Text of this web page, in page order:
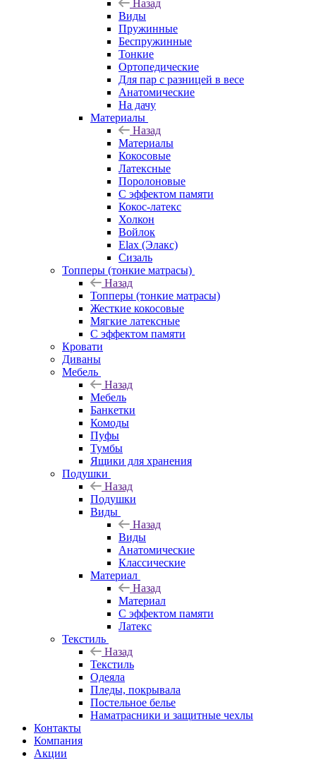
Назад
Виды
Пружинные
Беспружинные
Тонкие
Ортопедические
Для пар с разницей в весе
Анатомические
На дачу
Материалы
Назад
Материалы
Кокосовые
Латексные
Поролоновые
С эффектом памяти
Кокос-латекс
Холкон
Войлок
Elax (Элакс)
Сизаль
Топперы (тонкие матрасы)
Назад
Топперы (тонкие матрасы)
Жесткие кокосовые
Мягкие латексные
С эффектом памяти
Кровати
Диваны
Мебель
Назад
Мебель
Банкетки
Комоды
Пуфы
Тумбы
Ящики для хранения
Подушки
Назад
Подушки
Виды
Назад
Виды
Анатомические
Классические
Материал
Назад
Материал
С эффектом памяти
Латекс
Текстиль
Назад
Текстиль
Одеяла
Пледы, покрывала
Постельное белье
Наматрасники и защитные чехлы
Контакты
Компания
Акции